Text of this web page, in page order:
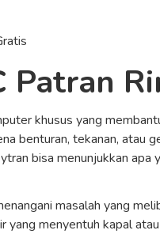
Patran
khusus yang
benturan, tekanan, atau
bisa menunjukkan
masalah yang
yang menyentuh kapal